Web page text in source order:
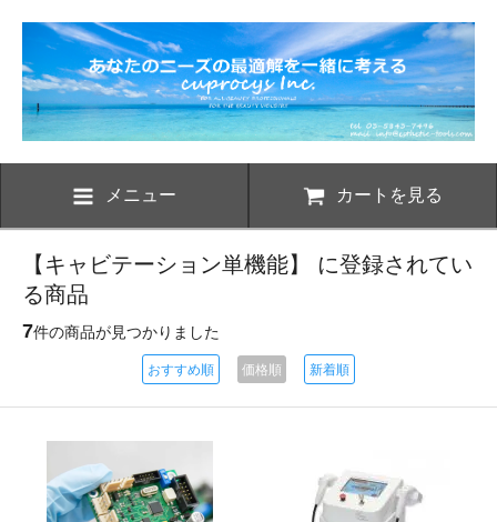
メニュー カートを見る
【キャビテーション単機能】 に登録されてい
る商品
7件の商品が見つかりました
おすすめ順 価格順 新着順